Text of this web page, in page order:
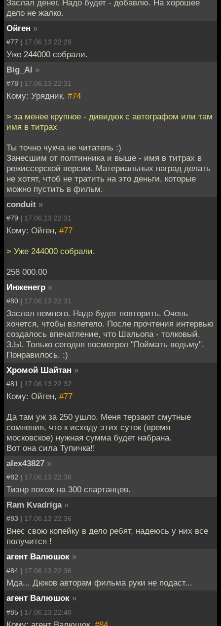
Заслал денег. Надо будет - добавлю. На хорошее
дело не жалко.
Ойген »
#77 | 17.06.13 22:29
Уже 244000 собрали.
Big_Al »
#78 | 17.06.13 22:31
Кому: Урядник, #74
> за менее крупное - дивидюк с автографом или там
имя в титрах
Ты точно чукча не читатель :)
Занесшим от полтинника и выше - имя в титрах в
режиссерской версии. Материальных наград делать
не хотят, чтоб не тратить на это деньги, которые
можно пустить в фильм.
conduit »
#79 | 17.06.13 22:31
Кому: Ойген, #77
> Уже 244000 собрали.
258 000.00
Инженегр »
#80 | 17.06.13 22:31
Заслал немного. Надо будет повторить. Очень
хочется, чтобы взлетело. После прочтения интервью
создалось впечатление, что Шальопа - толковый.
З.Ы. Только сегодня посмотрел "Поймать ведьму".
Понравилось. :)
Хромой Шайтан »
#81 | 17.06.13 22:32
Кому: Ойген, #77
Да там уж за 250 ушло. Меня терзают смутные
сомнения, что к исходу этих суток (время
московское) нужная сумма будет набрана.
Вот она сила Тупичка!!
alex43827 »
#82 | 17.06.13 22:36
Тизнр похож на 300 спартанцев.
Ram Kvadriga »
#83 | 17.06.13 22:36
Внес свою копейку в дело ребят, надеюсь у них все
получится !
агент Валюшок »
#84 | 17.06.13 22:36
Мда... Дюков авторам фильма руки не подаст...
агент Валюшок »
#85 | 17.06.13 22:40